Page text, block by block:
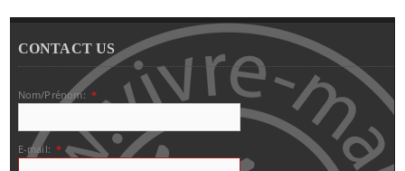
CONTACT US
Nom/Prénom: *
E-mail: *